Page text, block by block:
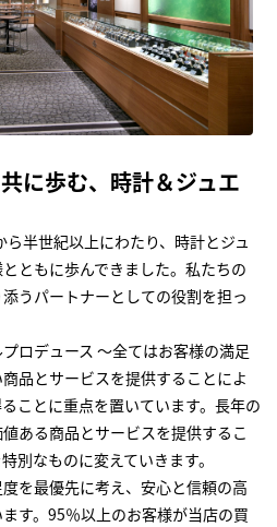
に歩む、時計＆ジュエ
半世紀以上にわたり、時計とジュ
ともに歩んできました。私たちの
うパートナーとしての役割を担っ
ロデュース ～全てはお客様の満足
品とサービスを提供することによ
ことに重点を置いています。長年の
ある商品とサービスを提供するこ
別なものに変えていきます。
を最優先に考え、安心と信頼の高
す。95％以上のお客様が当店の買